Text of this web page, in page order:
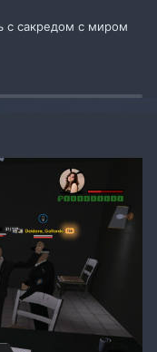
с сакредом с миром